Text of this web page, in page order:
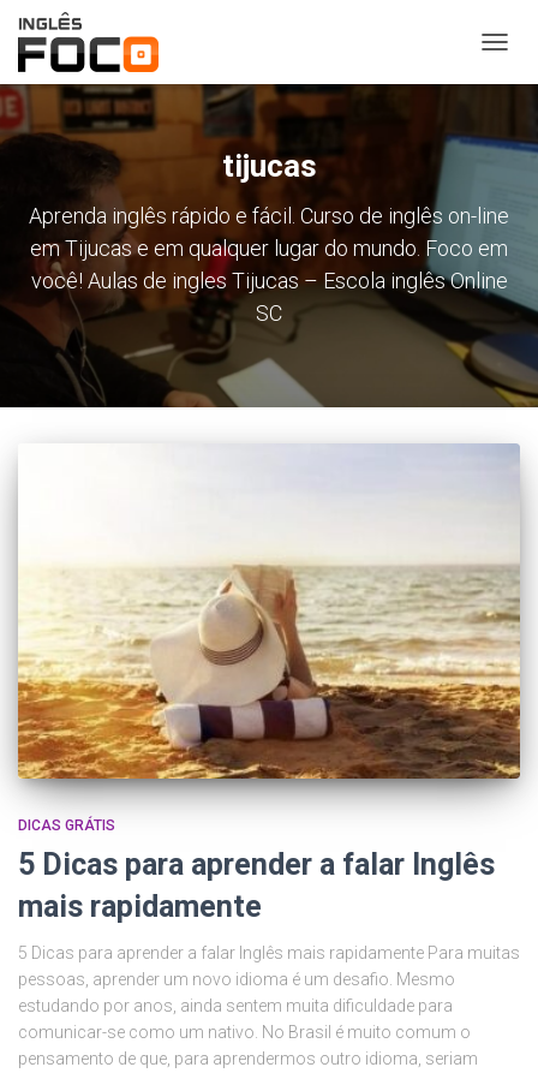
tijucas
Aprenda inglês rápido e fácil. Curso de inglês on-line
em Tijucas e em qualquer lugar do mundo. Foco em
você! Aulas de ingles Tijucas – Escola inglês Online
SC
DICAS GRÁTIS
5 Dicas para aprender a falar Inglês
mais rapidamente
5 Dicas para aprender a falar Inglês mais rapidamente Para muitas
pessoas, aprender um novo idioma é um desafio. Mesmo
estudando por anos, ainda sentem muita dificuldade para
comunicar-se como um nativo. No Brasil é muito comum o
pensamento de que, para aprendermos outro idioma, seriam